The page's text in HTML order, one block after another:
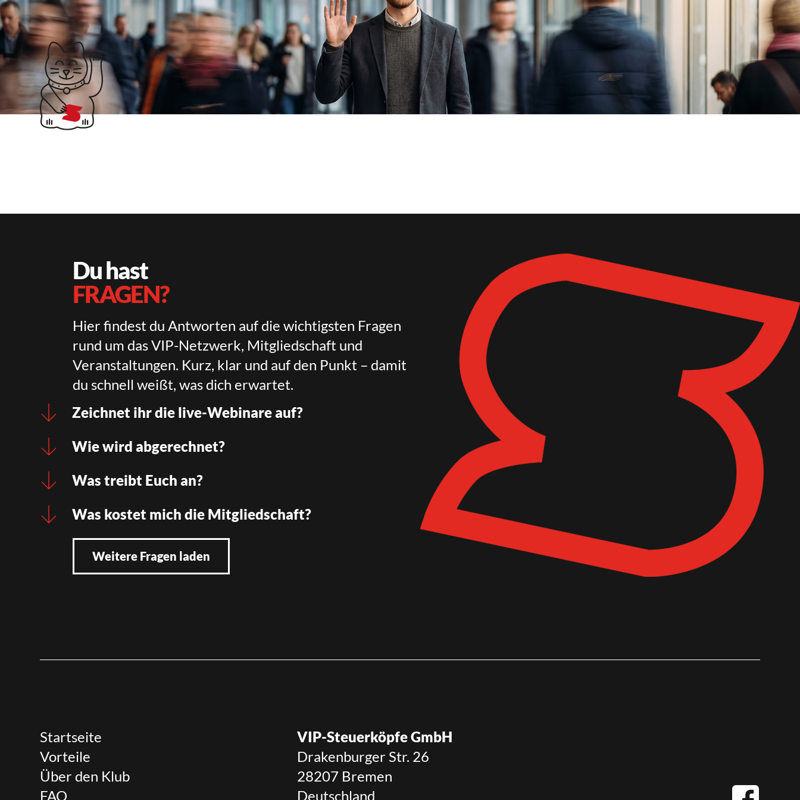
Suchergebnisse für: declaree
Du hast
FRAGEN?
Hier findest du Antworten auf die wichtigsten Fragen
rund um das VIP-Netzwerk, Mitgliedschaft und
Veranstaltungen. Kurz, klar und auf den Punkt – damit
du schnell weißt, was dich erwartet.
Zeichnet ihr die live-Webinare auf?
Wie wird abgerechnet?
Was treibt Euch an?
Was kostet mich die Mitgliedschaft?
Weitere Fragen laden
Startseite
Vorteile
Über den Klub
FAQ
VIP-Steuerköpfe GmbH
Drakenburger Str. 26
28207 Bremen
Deutschland